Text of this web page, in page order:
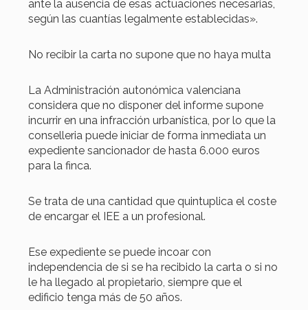
ante la ausencia de esas actuaciones necesarias,
según las cuantías legalmente establecidas».
No recibir la carta no supone que no haya multa
La Administración autonómica valenciana
considera que no disponer del informe supone
incurrir en una infracción urbanística, por lo que la
conselleria puede iniciar de forma inmediata un
expediente sancionador de hasta 6.000 euros
para la finca.
Se trata de una cantidad que quintuplica el coste
de encargar el IEE a un profesional.
Ese expediente se puede incoar con
independencia de si se ha recibido la carta o si no
le ha llegado al propietario, siempre que el
edificio tenga más de 50 años.